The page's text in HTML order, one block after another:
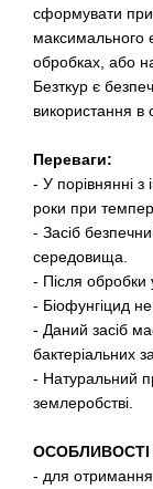
сформувати
максимального
обробках, або
Безткур є
використання в
Переваги:
- У порівнянні
роки при
- Засіб
середовища.
- Після обробки
- Біофунгіцид
- Даний засіб
бактеріальних
- Натуральний
землеробстві.
- для